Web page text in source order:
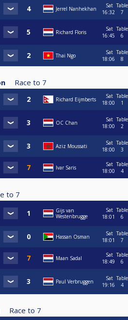
Jerrel Nanhekhan
Sat
16:32
Table
7
Richard Floris
Sat
16:45
Table
6
Thai Ngo
Sat
18:06
Table
8
Race to 7
Richard Eijmberts
Sat
18:00
Table
1
OC Chan
Sat
18:00
Table
2
Aziz Moussati
Sat
18:00
Table
3
Ivar Saris
Sat
18:00
Table
4
to 7
Gijs van
Westenbrugge
Sat
18:01
Table
6
Hassan Osman
Sat
18:01
Table
7
Maan Sadal
Sat
18:49
Table
6
Paul Verbruggen
Sat
19:16
Table
4
Race to 7